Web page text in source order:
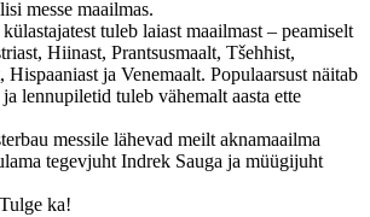
messe maailmas.
tuleb laiast maailmast – peamiselt
Hiinast, Prantsusmaalt, Tšehhist,
Hispaaniast ja Venemaalt. Populaarsust näitab
lennupiletid tuleb vähemalt aasta ette
messile lähevad meilt aknamaailma
tegevjuht Indrek Sauga ja müügijuht
ka!